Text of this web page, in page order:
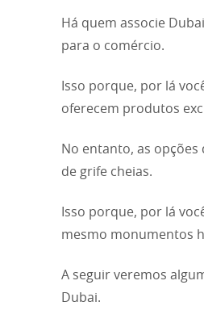
Há quem associe
para o comércio.
Isso porque, por lá
oferecem produtos
No entanto, as
de grife cheias.
Isso porque, por lá
mesmo monumentos
A seguir veremos
Dubai.